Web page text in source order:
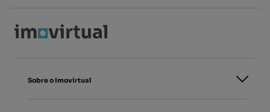
Sobre o Imovirtual